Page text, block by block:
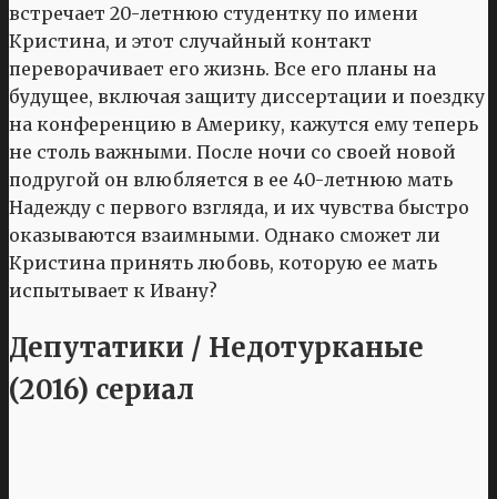
встречает 20-летнюю студентку по имени
Кристина, и этот случайный контакт
переворачивает его жизнь. Все его планы на
будущее, включая защиту диссертации и поездку
на конференцию в Америку, кажутся ему теперь
не столь важными. После ночи со своей новой
подругой он влюбляется в ее 40-летнюю мать
Надежду с первого взгляда, и их чувства быстро
оказываются взаимными. Однако сможет ли
Кристина принять любовь, которую ее мать
испытывает к Ивану?
Депутатики / Недотурканые
(2016) сериал